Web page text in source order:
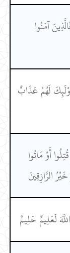
آمَنُوا
لَهُمْ عَذَابٌ
أَوْ مَاتُوا
الرَّازِقِينَ